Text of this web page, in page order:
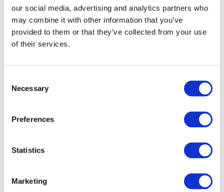
our social media, advertising and analytics partners who
may combine it with other information that you’ve
provided to them or that they’ve collected from your use
of their services.
Selection
Necessary
Preferences
Statistics
Marketing